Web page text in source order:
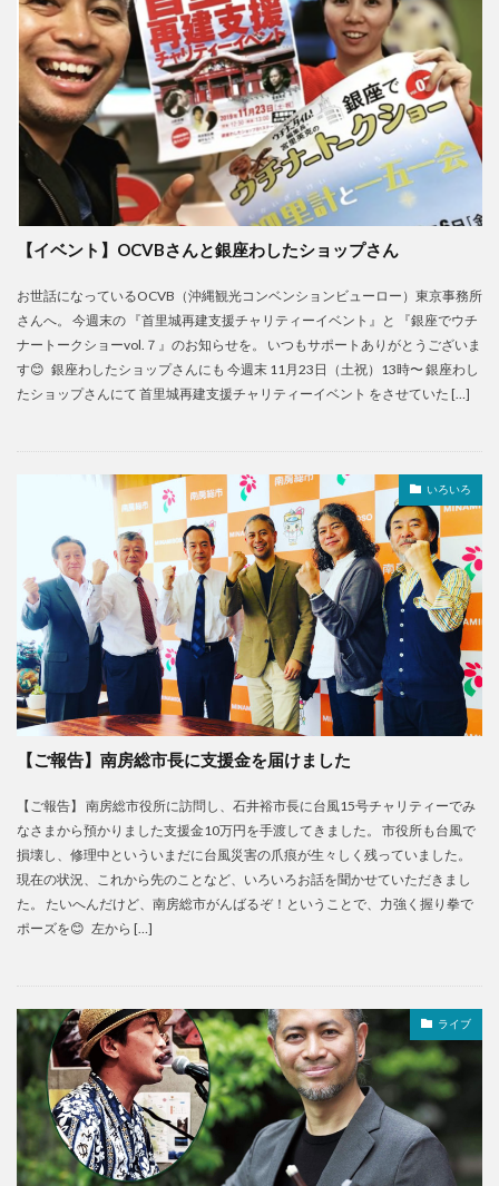
【イベント】OCVBさんと銀座わしたショップさん
お世話になっているOCVB（沖縄観光コンベンションビューロー）東京事務所
さんへ。 今週末の 『首里城再建支援チャリティーイベント』と 『銀座でウチ
ナートークショーvol.７』のお知らせを。 いつもサポートありがとうございま
す😊 銀座わしたショップさんにも 今週末 11月23日（土祝）13時〜 銀座わし
たショップさんにて 首里城再建支援チャリティーイベント をさせていた […]
いろいろ
【ご報告】南房総市長に支援金を届けました
【ご報告】 南房総市役所に訪問し、石井裕市長に台風15号チャリティーでみ
なさまから預かりました支援金10万円を手渡してきました。 市役所も台風で
損壊し、修理中といういまだに台風災害の爪痕が生々しく残っていました。
現在の状況、これから先のことなど、いろいろお話を聞かせていただきまし
た。 たいへんだけど、南房総市がんばるぞ！ということで、力強く握り拳で
ポーズを😊 左から […]
ライブ